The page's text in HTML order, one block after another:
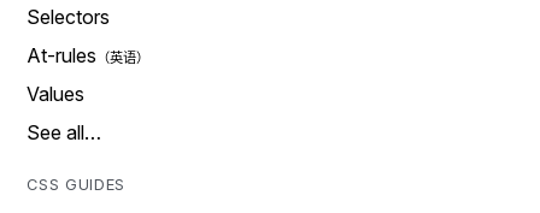
Selectors
At-rules
Values
See all…
CSS GUIDES